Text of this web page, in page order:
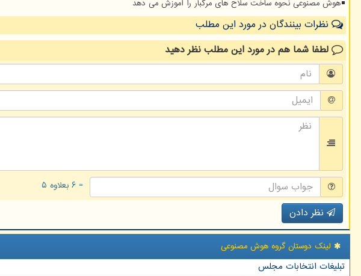
هوش مصنوعی نحوه ساخت سلاح های مرگبار را آموزش می دهد
نظرات بینندگان در مورد این مطلب
لطفا شما همدر مورد این مطلبنظر دهید
= ۶ بعلاوه ۵
نظر دادن
لینک دوستان گروه هوش مصنوعی
تبلیغات انتخابات مجلس